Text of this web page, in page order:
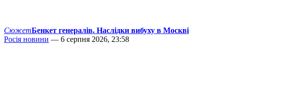
СюжетБенкет генералів. Наслідки вибуху в Москві
Росія новини — 6 серпня 2026, 23:58